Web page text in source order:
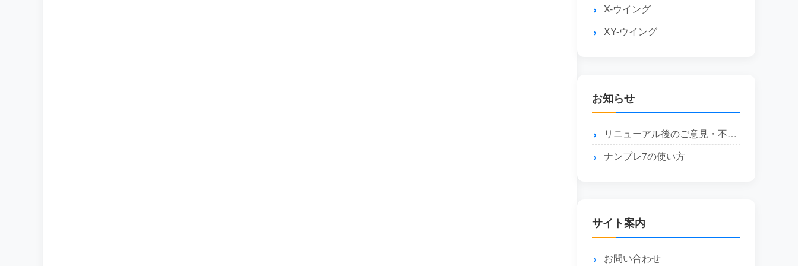
X-ウイング
XY-ウイング
お知らせ
リニューアル後のご意見・不具合報告はこちら
ナンプレ7の使い方
サイト案内
お問い合わせ